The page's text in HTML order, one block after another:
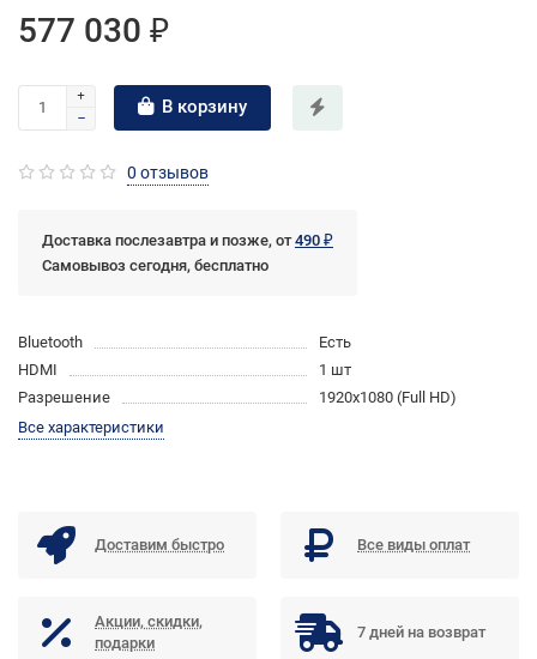
577 030 ₽
В корзину
0 отзывов
Доставка послезавтра и позже, от490 ₽
Самовывоз сегодня, бесплатно
Bluetooth
Есть
HDMI
1 шт
Разрешение
1920x1080 (Full HD)
Все характеристики
Доставим быстро Все виды оплат
Акции, скидки,
подарки
7 дней на возврат